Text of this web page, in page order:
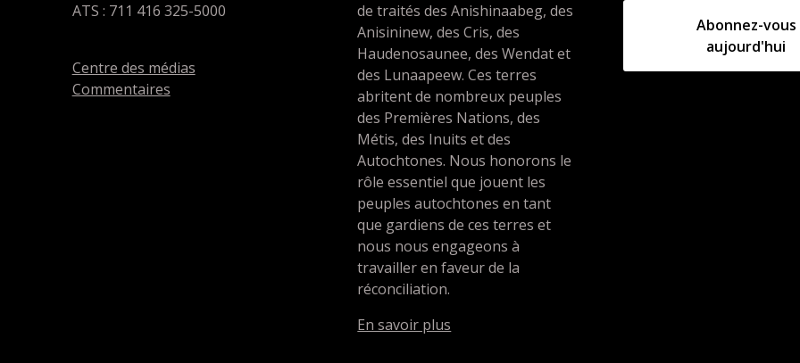
ATS : 711 416 325-5000
Centre des médias
Commentaires
de traités des Anishinaabeg, des
Anisininew, des Cris, des
Haudenosaunee, des Wendat et
des Lunaapeew. Ces terres
abritent de nombreux peuples
des Premières Nations, des
Métis, des Inuits et des
Autochtones. Nous honorons le
rôle essentiel que jouent les
peuples autochtones en tant
que gardiens de ces terres et
nous nous engageons à
travailler en faveur de la
réconciliation.
En savoir plus
Abonnez-vous
aujourd'hui